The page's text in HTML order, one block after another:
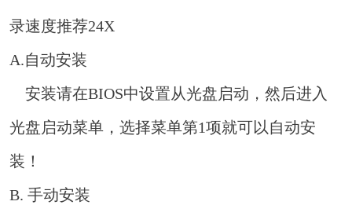
录速度推荐24X
A.自动安装
安装请在BIOS中设置从光盘启动，然后进入
光盘启动菜单，选择菜单第1项就可以自动安
装！
B. 手动安装